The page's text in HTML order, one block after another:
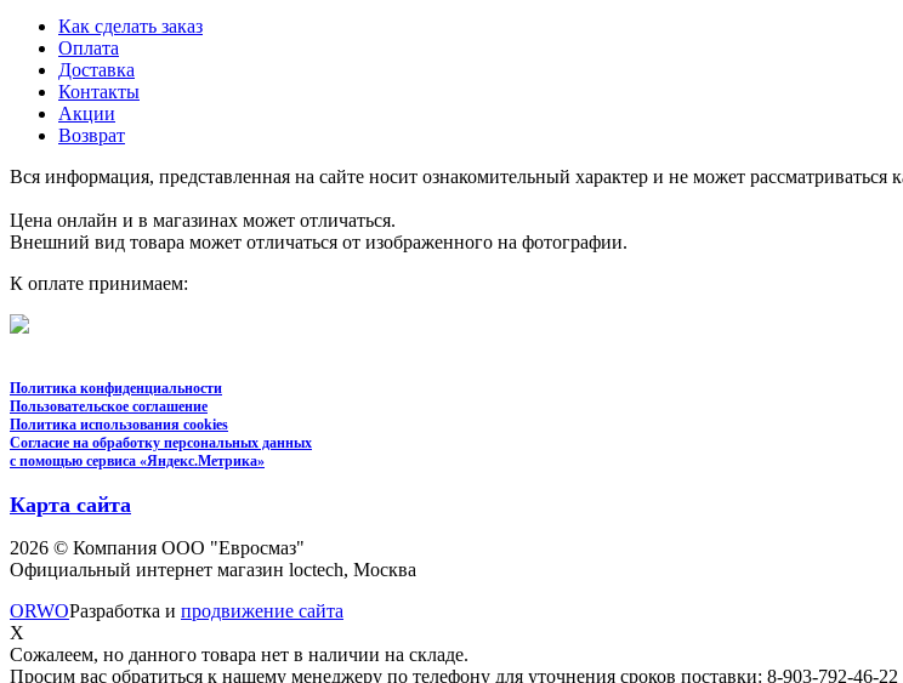
Как сделать заказ
Оплата
Доставка
Контакты
Акции
Возврат
Вся информация, представленная на сайте носит ознакомительный характер и не может рассматриваться
Цена онлайн и в магазинах может отличаться.
Внешний вид товара может отличаться от изображенного на фотографии.
К оплате принимаем:
Политика конфиденциальности
Пользовательское соглашение
Политика использования cookies
Согласие на обработку персональных данных
с помощью сервиса «Яндекс.Метрика»
Карта сайта
2026 © Компания ООО "Евросмаз"
Официальный интернет магазин loctech, Москва
ORWOРазработка и продвижение сайта
X
Сожалеем, но данного товара нет в наличии на складе.
Просим вас обратиться к нашему менеджеру по телефону для уточнения сроков поставки: 8-903-792-46-22